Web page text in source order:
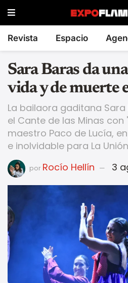
Revista Espacio
Sara Baras da
vida y de muerte
La bailaora gaditana
el Cante de las Minas con
maestro Paco de Lucía,
e inolvidable para La
por Rocío Hellín 3